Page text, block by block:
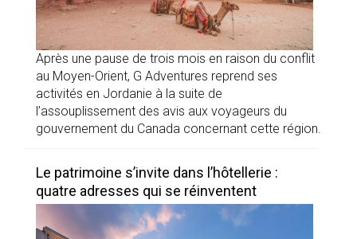
Après une pause de trois mois en raison du conflit
au Moyen-Orient, G Adventures reprend ses
activités en Jordanie à la suite de
l’assouplissement des avis aux voyageurs du
gouvernement du Canada concernant cette région.
Le patrimoine s’invite dans l’hôtellerie :
quatre adresses qui se réinventent